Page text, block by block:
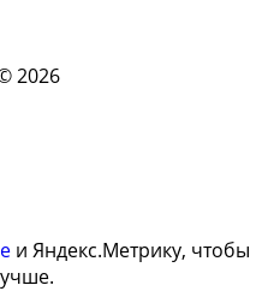
2026
и Яндекс.Метрику, чтобы